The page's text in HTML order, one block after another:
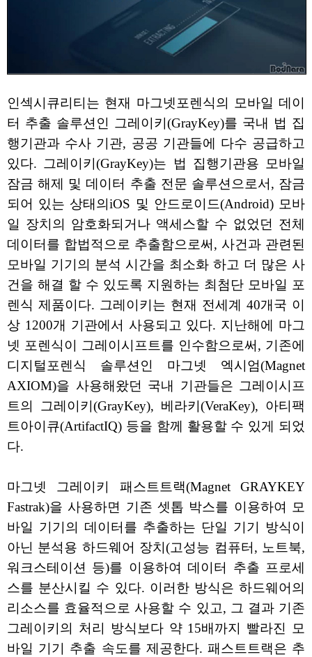
인섹시큐리티는 현재 마그넷포렌식의 모바일 데이
터 추출 솔루션인 그레이키(GrayKey)를 국내 법 집
행기관과 수사 기관, 공공 기관들에 다수 공급하고
있다. 그레이키(GrayKey)는 법 집행기관용 모바일
잠금 해제 및 데이터 추출 전문 솔루션으로서, 잠금
되어 있는 상태의iOS 및 안드로이드(Android) 모바
일 장치의 암호화되거나 액세스할 수 없었던 전체
데이터를 합법적으로 추출함으로써, 사건과 관련된
모바일 기기의 분석 시간을 최소화 하고 더 많은 사
건을 해결 할 수 있도록 지원하는 최첨단 모바일 포
렌식 제품이다. 그레이키는 현재 전세계 40개국 이
상 1200개 기관에서 사용되고 있다. 지난해에 마그
넷 포렌식이 그레이시프트를 인수함으로써, 기존에
디지털포렌식 솔루션인 마그넷 엑시엄(Magnet
AXIOM)을 사용해왔던 국내 기관들은 그레이시프
트의 그레이키(GrayKey), 베라키(VeraKey), 아티팩
트아이큐(ArtifactIQ) 등을 함께 활용할 수 있게 되었
다.
마그넷 그레이키 패스트트랙(Magnet GRAYKEY
Fastrak)을 사용하면 기존 셋톱 박스를 이용하여 모
바일 기기의 데이터를 추출하는 단일 기기 방식이
아닌 분석용 하드웨어 장치(고성능 컴퓨터, 노트북,
워크스테이션 등)를 이용하여 데이터 추출 프로세
스를 분산시킬 수 있다. 이러한 방식은 하드웨어의
리소스를 효율적으로 사용할 수 있고, 그 결과 기존
그레이키의 처리 방식보다 약 15배까지 빨라진 모
바일 기기 추출 속도를 제공한다. 패스트트랙은 추